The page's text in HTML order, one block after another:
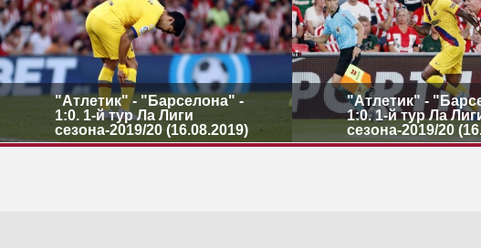
"Атлетик" - "Барселона" -
1:0. 1-й тур Ла Лиги
сезона-2019/20 (16.08.2019)
"Атлетик" -
1:0. 1-й тур Ла
сезона-2019/20